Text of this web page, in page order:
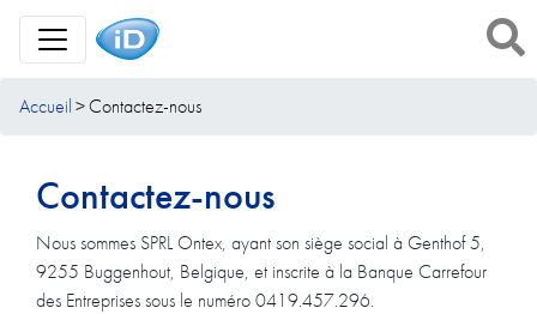
Toggle Navigation
Accueil Contactez-nous
Contactez-nous
Nous sommes SPRL Ontex, ayant son siège social à Genthof 5,
9255 Buggenhout, Belgique, et inscrite à la Banque Carrefour
des Entreprises sous le numéro 0419.457.296.